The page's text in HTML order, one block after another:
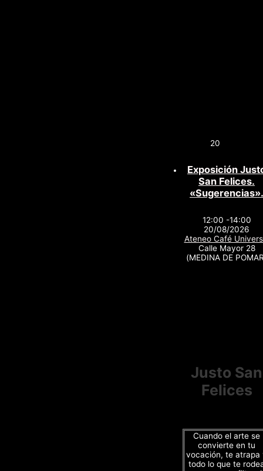
20
Exposición
San Felices.
«Sugerencias».
12:00 -14:00
20/08/2026
Ateneo Café
Calle Mayor 28
(MEDINA DE
Justo San
Felices
Cuando el arte se
convierte en tu
vocación, te atrapa
todo lo que te